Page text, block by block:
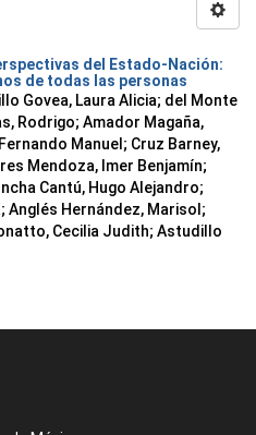
del Estado-Nación:
de todas las personas
Govea, Laura Alicia; del Monte
Rodrigo; Amador Magaña,
Manuel ; Cruz Barney,
Mendoza, Imer Benjamín;
Cantú, Hugo Alejandro;
; Anglés Hernández, Marisol ;
Cecilia Judith; Astudillo